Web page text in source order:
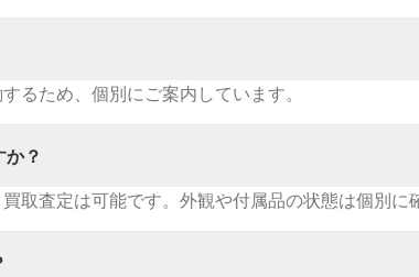
るため、個別にご案内しています。
？
取査定は可能です。外観や付属品の状態は個別に